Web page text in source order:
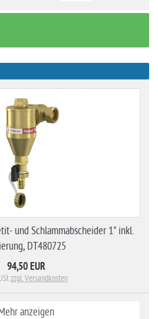
und Schlammabscheider 1" inkl.
DT480725
94,50 EUR
zzgl. Versandkosten
Mehr anzeigen